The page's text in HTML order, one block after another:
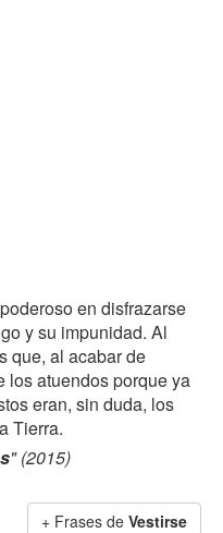
en disfrazarse
y su impunidad. Al
que, al acabar de
los atuendos porque ya
eran, sin duda, los
Tierra.
" (2015)
+ Frases de Vestirse